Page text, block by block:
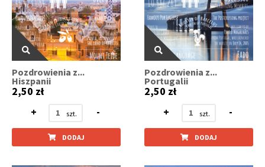
Pozdrowienia z...
Hiszpanii
2,50 zł
+
-
DODAJ
Pozdrowienia z...
Portugalii
2,50 zł
+
-
DODAJ